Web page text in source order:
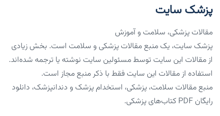
پزشک سایت
مقالات پزشکی، سلامت و آموزش
پزشک سایت، یک منبع مقالات پزشکی و سلامت است. بخش زیادی
از مقالات این سایت توسط مسئولین سایت نوشته یا ترجمه شده‌اند.
استفاده از مقالات این سایت فقط با ذکر منبع مجاز است.
منبع مقالات سلامت، پزشکی، استخدام پزشک و دندانپزشک، دانلود
رایگان PDF کتاب‌های پزشکی.